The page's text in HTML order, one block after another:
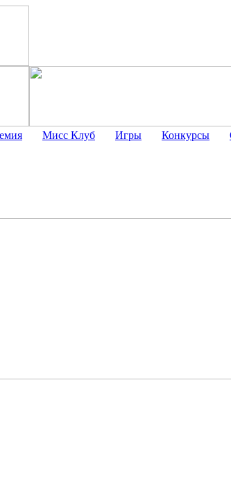
Мисс Клуб Игры Конкурсы